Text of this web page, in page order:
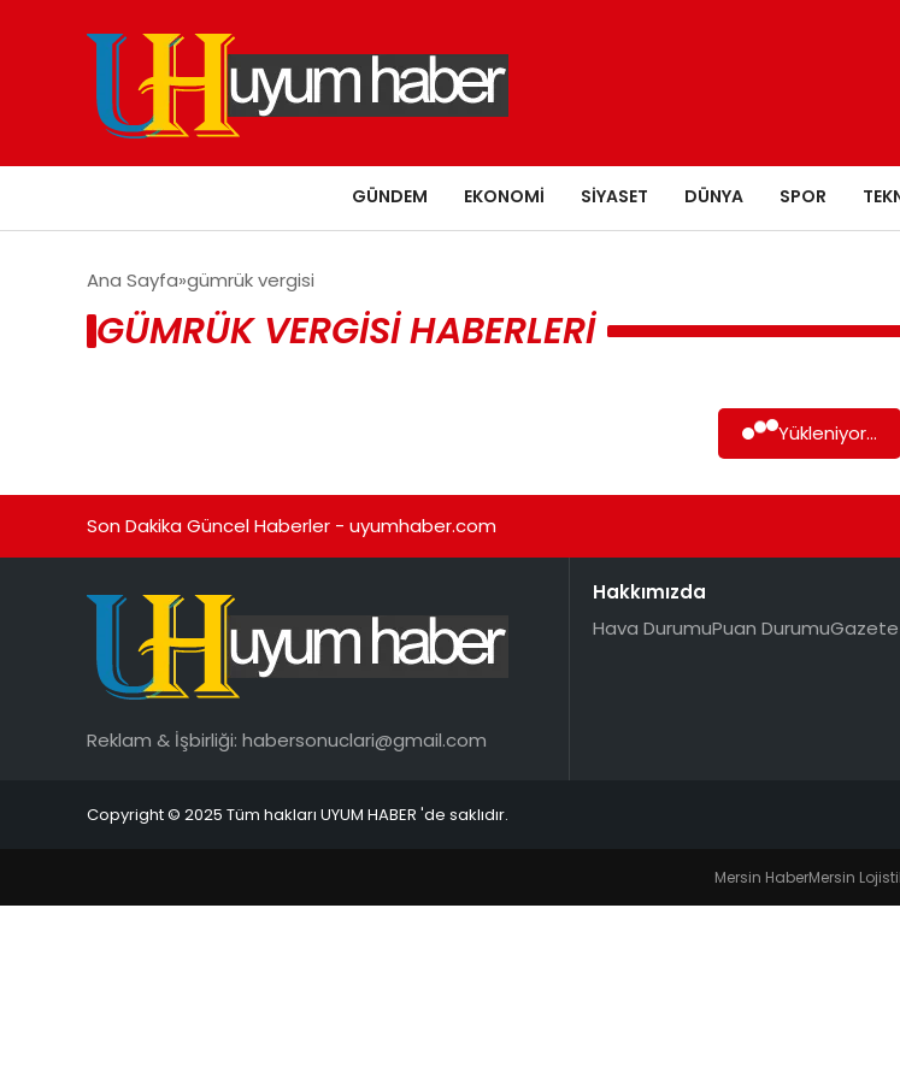
GÜNDEM EKONOMI SIYASET DÜNYA SPOR
Ana Sayfa gümrük vergisi
GÜMRÜK VERGISI HABERLERI
Yükleniyor...
Son Dakika Güncel Haberler - uyumhaber.com
Reklam & İşbirliği: habersonuclari@gmail.com
Hakkımızda
Hava DurumuPuan Durumu
Copyright © 2025 Tüm hakları UYUM HABER 'de saklıdır.
Mersin HaberMersin